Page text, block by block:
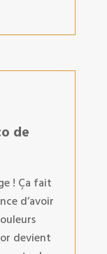
de
! Ça fait
d’avoir
devient